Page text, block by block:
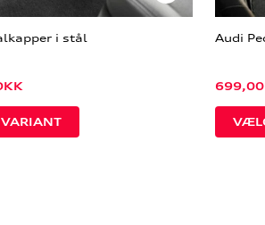
i stål Audi
699,00